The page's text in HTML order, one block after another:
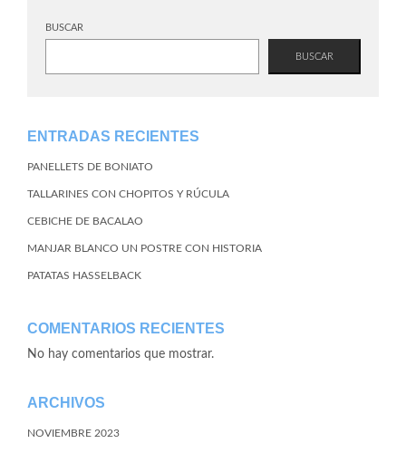
BUSCAR
BUSCAR
ENTRADAS RECIENTES
PANELLETS DE BONIATO
TALLARINES CON CHOPITOS Y RÚCULA
CEBICHE DE BACALAO
MANJAR BLANCO UN POSTRE CON HISTORIA
PATATAS HASSELBACK
COMENTARIOS RECIENTES
No hay comentarios que mostrar.
ARCHIVOS
NOVIEMBRE 2023